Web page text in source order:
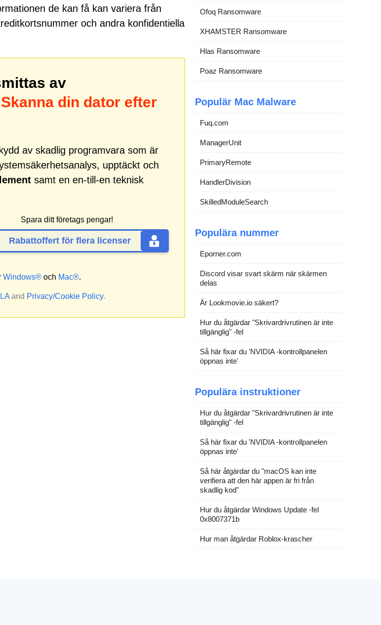
de kan få kan variera från
och andra konfidentiella
av
Skanna din dator efter
av skadlig programvara som är
upptäckt och
samt en en-till-en teknisk
Spara ditt företags pengar!
Rabattoffert för flera licenser
Windows®och Mac®.
and Privacy/Cookie Policy.
Ofoq Ransomware
XHAMSTER Ransomware
Hlas Ransomware
Poaz Ransomware
Populär Mac Malware
Fuq.com
ManagerUnit
PrimaryRemote
HandlerDivision
SkilledModuleSearch
Populära nummer
Eporner.com
Discord visar svart skärm när skärmen
delas
Är Lookmovie.io säkert?
Hur du åtgärdar "Skrivardrivrutinen är inte
tillgänglig" -fel
Så här fixar du 'NVIDIA -kontrollpanelen
öppnas inte'
Populära instruktioner
Hur du åtgärdar "Skrivardrivrutinen är inte
tillgänglig" -fel
Så här fixar du 'NVIDIA -kontrollpanelen
öppnas inte'
Så här åtgärdar du "macOS kan inte
verifiera att den här appen är fri från
skadlig kod"
Hur du åtgärdar Windows Update -fel
0x8007371b
Hur man åtgärdar Roblox-krascher